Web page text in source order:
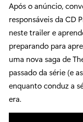
Após o anúncio,
responsáveis da CD
neste trailer e
preparando para
uma nova saga de
passado da série (e
enquanto conduz a
era.